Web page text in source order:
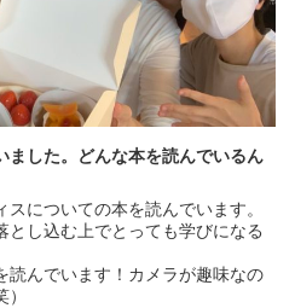
した。どんな本を読んでいるん
についての本を読んでいます。
し込む上でとっても学びになる
んでいます！カメラが趣味なの